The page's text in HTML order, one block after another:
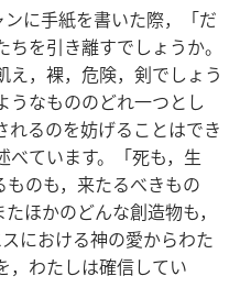
に手紙を書いた際，「だ
を引き離すでしょうか。
え，裸，危険，剣でしょう
うなもののどれ一つとし
れるのを妨げることはでき
べています。「死も，生
のも，来たるべきもの
ほかのどんな創造物も，
における神の愛からわた
，わたしは確信してい